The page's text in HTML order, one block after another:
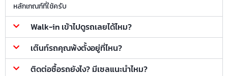
หลักเกณฑ์ที่ใช้ครับ
Walk-in เข้าไปดูรถเลยได้ไหม?
เต๊นท์รถคุณพ้งตั้งอยู่ที่ไหน?
ติดต่อซื้อรถยังไง? มีเซลแนะนำไหม?